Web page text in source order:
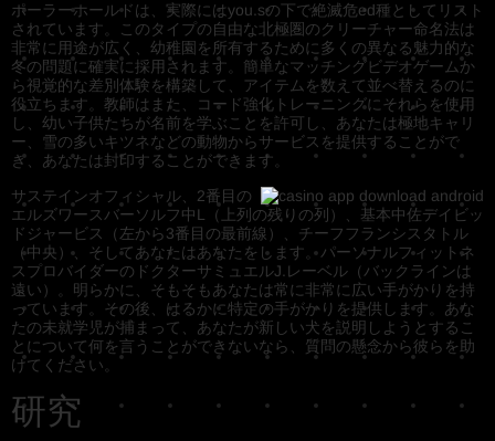
ポーラーホールドは、実際にはyou.sの下で絶滅危ed種としてリスト
されています。このタイプの自由な北極圏のクリーチャー命名法は
非常に用途が広く、幼稚園を所有するために多くの異なる魅力的な
冬の問題に確実に採用されます。簡単なマッチングビデオゲームか
ら視覚的な差別体験を構築して、アイテムを数えて並べ替えるのに
役立ちます。教師はまた、コード強化トレーニングにそれらを使用
し、幼い子供たちが名前を学ぶことを許可し、あなたは極地キャリ
ー、雪の多いキツネなどの動物からサービスを提供することがで
き、あなたは封印することができます。
サステインオフィシャル、2番目の
エルズワースバーソルフ中L（上列の残りの列）、基本中佐デイビッ
ドジャービス（左から3番目の最前線）、チーフフランシスタトル
（中央）、そしてあなたはあなたをします。パーソナルフィットネ
スプロバイダーのドクターサミュエルJ.レーベル（バックラインは
遠い）。明らかに、そもそもあなたは常に非常に広い手がかりを持
っています。その後、はるかに特定の手がかりを提供します。あな
たの未就学児が捕まって、あなたが新しい犬を説明しようとするこ
とについて何を言うことができないなら、質問の懸念から彼らを助
けてください。
研究